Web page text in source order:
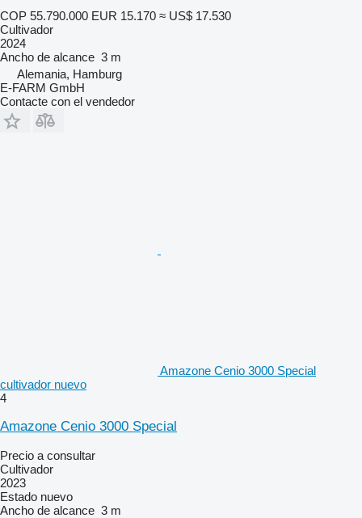
COP 55.790.000 EUR 15.170 ≈ US$ 17.530
Cultivador
2024
Ancho de alcance 3 m
Alemania, Hamburg
E-FARM GmbH
Contacte con el vendedor
Amazone Cenio 3000 Special
cultivador nuevo
4
Amazone Cenio 3000 Special
Precio a consultar
Cultivador
2023
Estado nuevo
Ancho de alcance 3 m